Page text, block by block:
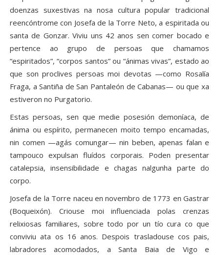
doenzas suxestivas na nosa cultura popular tradicional
reencóntrome con Josefa de la Torre Neto, a espiritada ou
santa de Gonzar. Viviu uns 42 anos sen comer bocado e
pertence ao grupo de persoas que chamamos
“espiritados”, “corpos santos” ou “ánimas vivas”, estado ao
que son proclives persoas moi devotas —como Rosalía
Fraga, a Santiña de San Pantaleón de Cabanas— ou que xa
estiveron no Purgatorio.
Estas persoas, sen que medie posesión demoníaca, de
ánima ou espírito, permanecen moito tempo encamadas,
nin comen —agás comungar— nin beben, apenas falan e
tampouco expulsan fluídos corporais. Poden presentar
catalepsia, insensibilidade e chagas nalgunha parte do
corpo.
Josefa de la Torre naceu en novembro de 1773 en Gastrar
(Boqueixón). Criouse moi influenciada polas crenzas
relixiosas familiares, sobre todo por un tío cura co que
conviviu ata os 16 anos. Despois trasladouse cos pais,
labradores acomodados, a Santa Baia de Vigo e